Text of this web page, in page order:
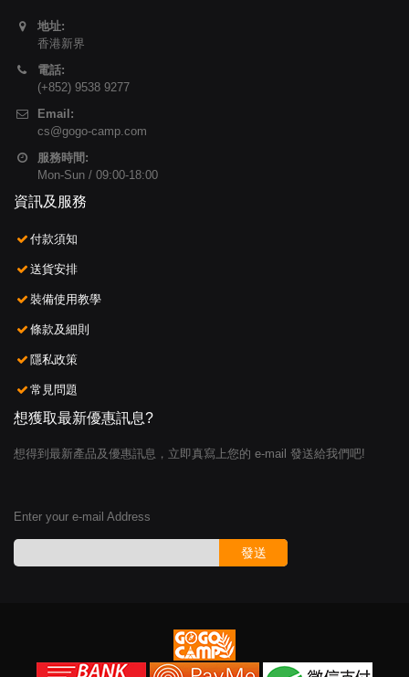
地址:
香港新界
電話:
(+852) 9538 9277
Email:
cs@gogo-camp.com
服務時間:
Mon-Sun / 09:00-18:00
資訊及服務
付款須知
送貨安排
裝備使用教學
條款及細則
隱私政策
常見問題
想獲取最新優惠訊息?
想得到最新產品及優惠訊息，立即真寫上您的 e-mail 發送給我們吧!
Enter your e-mail Address
發送